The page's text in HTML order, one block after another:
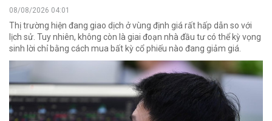
08/08/2026 04:01
Thị trường hiện đang giao dịch ở vùng định giá rất hấp dẫn so với
lịch sử. Tuy nhiên, không còn là giai đoạn nhà đầu tư có thể kỳ vọng
sinh lời chỉ bằng cách mua bất kỳ cổ phiếu nào đang giảm giá.